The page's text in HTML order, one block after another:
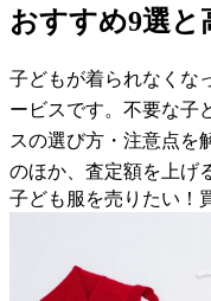
おすすめ9選と
子どもが着られなくな
ービスです。不要な子
スの選び方・注意点を
のほか、査定額を上げ
子ども服を売りたい！